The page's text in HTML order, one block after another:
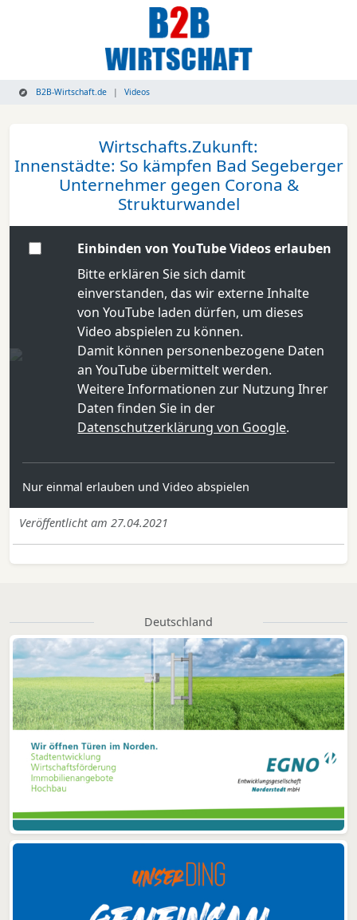
B2B-Wirtschaft.de Videos
Wirtschafts.Zukunft:
Innenstädte: So kämpfen Bad Segeberger
Unternehmer gegen Corona &
Strukturwandel
Einbinden von YouTube Videos erlauben
Bitte erklären Sie sich damit
einverstanden, das wir externe Inhalte
von YouTube laden dürfen, um dieses
Video abspielen zu können.
Damit können personenbezogene Daten
an YouTube übermittelt werden.
Weitere Informationen zur Nutzung Ihrer
Daten finden Sie in der
Datenschutzerklärung von Google.
Nur einmal erlauben und Video abspielen
Veröffentlicht am 27.04.2021
Deutschland